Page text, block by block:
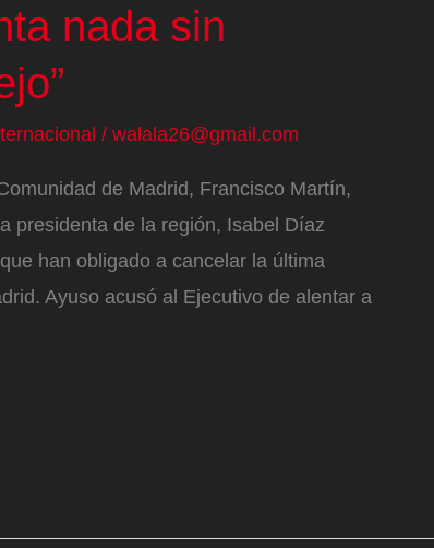
nada sin
/ walala26@gmail.com
de Madrid, Francisco Martín,
presidenta de la región, Isabel Díaz
han obligado a cancelar la última
Ayuso acusó al Ejecutivo de alentar a